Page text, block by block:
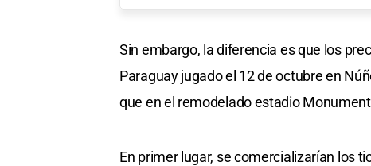
Sin embargo, la diferencia es que los
Paraguay jugado el 12 de octubre en
que en el remodelado estadio
En primer lugar, se comercializarían los